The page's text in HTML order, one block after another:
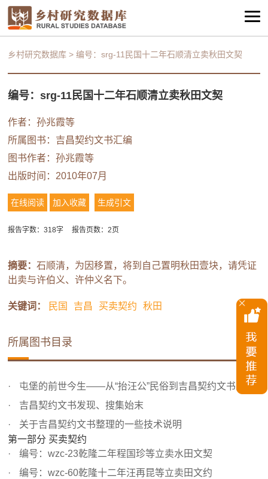
乡村研究数据库 >编号：srg-11民国十二年石顺清立卖秋田文契
编号：srg-11民国十二年石顺清立卖秋田文契
作者：孙兆霞等
所属图书： 吉昌契约文书汇编
图书作者：孙兆霞等
出版时间：2010年07月
在线阅读 加入收藏 生成引文
报告字数：318字 报告页数：2页
摘要：石顺清，为因移置，将到自己置明秋田壹块，请凭证
出卖与许伯义、许仲义名下。
关键词： 民国 吉昌 买卖契约 秋田
所属图书目录
屯堡的前世今生——从“抬汪公”民俗到吉昌契约文书的发现
吉昌契约文书发现、搜集始末
关于吉昌契约文书整理的一些技术说明
第一部分 买卖契约
编号：wzc-23乾隆二年程国珍等立卖水田文契
编号：wzc-60乾隆十二年汪再昆等立卖田文约